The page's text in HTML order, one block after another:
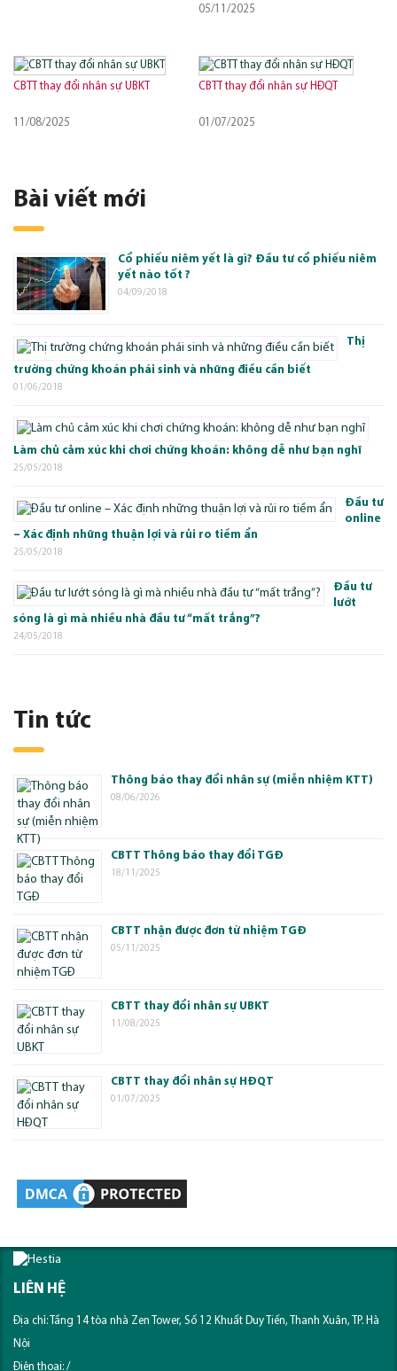
05/11/2025
CBTT thay đổi nhân sự UBKT
11/08/2025
CBTT thay đổi nhân sự HĐQT
01/07/2025
Bài viết mới
Cổ phiếu niêm yết là gì? Đầu tư cổ phiếu niêm
yết nào tốt ?
04/09/2018
Thị
trường chứng khoán phái sinh và những điều cần biết
01/06/2018
Làm chủ cảm xúc khi chơi chứng khoán: không dễ như bạn nghĩ
25/05/2018
Đầu tư
online
– Xác định những thuận lợi và rủi ro tiềm ẩn
25/05/2018
Đầu tư
lướt
sóng là gì mà nhiều nhà đầu tư “mất trắng”?
24/05/2018
Tin tức
Thông báo thay đổi nhân sự (miễn nhiệm KTT)
08/06/2026
CBTT Thông báo thay đổi TGĐ
18/11/2025
CBTT nhận được đơn từ nhiệm TGĐ
05/11/2025
CBTT thay đổi nhân sự UBKT
11/08/2025
CBTT thay đổi nhân sự HĐQT
01/07/2025
LIÊN HỆ
Địa chỉ: Tầng 14 tòa nhà Zen Tower, Số 12 Khuất Duy Tiến, Thanh Xuân, TP. Hà
Nội
Điện thoại: /